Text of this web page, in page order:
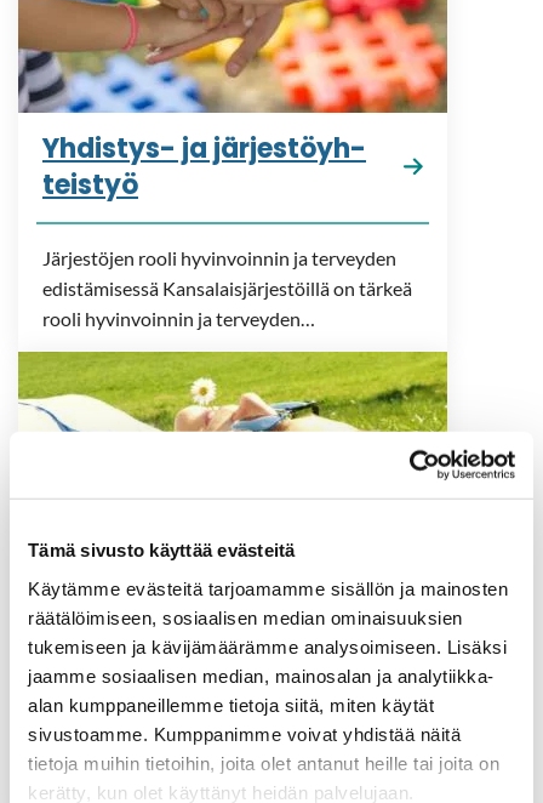
Tämä sivusto käyttää evästeitä
Käytämme evästeitä tarjoamamme sisällön ja mainosten
räätälöimiseen, sosiaalisen median ominaisuuksien
tukemiseen ja kävijämäärämme analysoimiseen. Lisäksi
jaamme sosiaalisen median, mainosalan ja analytiikka-
alan kumppaneillemme tietoja siitä, miten käytät
sivustoamme. Kumppanimme voivat yhdistää näitä
tietoja muihin tietoihin, joita olet antanut heille tai joita on
kerätty, kun olet käyttänyt heidän palvelujaan.
Yhdistys-​ ja jär­jes­töyh­
teis­työ
Jär­jes­tö­jen rooli hy­vin­voin­nin ja ter­vey­den
edis­tä­mi­ses­sä Kan­sa­lais­jär­jes­töil­lä on tär­keä
rooli hy­vin­voin­nin ja ter­vey­den…
Hy­vin­voin­tia ar­keen
Jo­kai­nen meis­tä voi arjen va­lin­noil­laan vai­
kut­taa ter­veel­li­seen elä­mään. Ko­ko­nais­val­tai­
nen hy­vin­voin­ti syn­tyy le­vos­ta, lii­kun­nas­ta,…